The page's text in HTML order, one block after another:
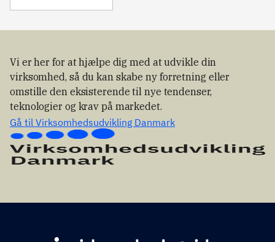
Vi er her for at hjælpe dig med at udvikle din
virksomhed, så du kan skabe ny forretning eller
omstille den eksisterende til nye tendenser,
teknologier og krav på markedet.
Gå til Virksomhedsudvikling Danmark